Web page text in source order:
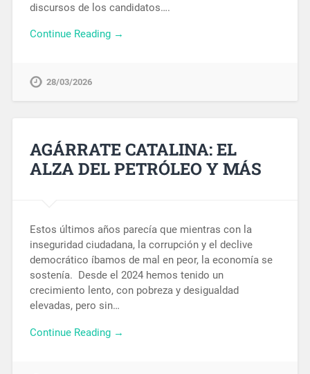
discursos de los candidatos….
Continue Reading →
28/03/2026
AGÁRRATE CATALINA: EL
ALZA DEL PETRÓLEO Y MÁS
Estos últimos años parecía que mientras con la
inseguridad ciudadana, la corrupción y el declive
democrático íbamos de mal en peor, la economía se
sostenía. Desde el 2024 hemos tenido un
crecimiento lento, con pobreza y desigualdad
elevadas, pero sin…
Continue Reading →